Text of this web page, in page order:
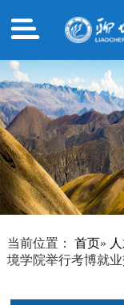
当前位置： 首页»
境学院举行考博就